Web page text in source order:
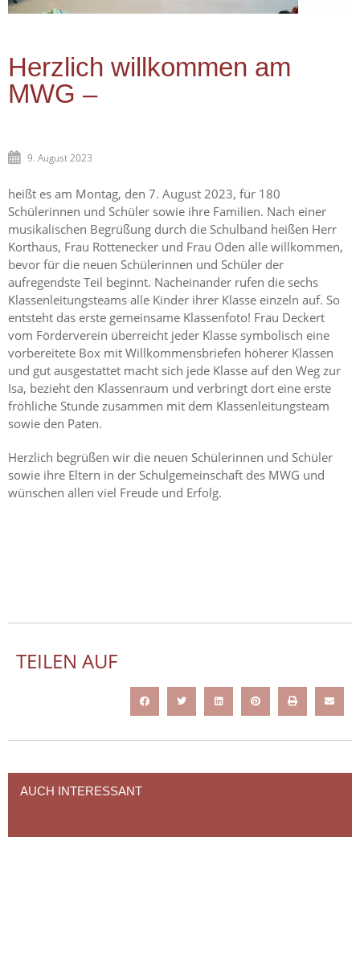
Herzlich willkommen am
MWG –
9. August 2023
heißt es am Montag, den 7. August 2023, für 180
Schülerinnen und Schüler sowie ihre Familien. Nach einer
musikalischen Begrüßung durch die Schulband heißen Herr
Korthaus, Frau Rottenecker und Frau Oden alle willkommen,
bevor für die neuen Schülerinnen und Schüler der
aufregendste Teil beginnt. Nacheinander rufen die sechs
Klassenleitungsteams alle Kinder ihrer Klasse einzeln auf. So
entsteht das erste gemeinsame Klassenfoto! Frau Deckert
vom Förderverein überreicht jeder Klasse symbolisch eine
vorbereitete Box mit Willkommensbriefen höherer Klassen
und gut ausgestattet macht sich jede Klasse auf den Weg zur
Isa, bezieht den Klassenraum und verbringt dort eine erste
fröhliche Stunde zusammen mit dem Klassenleitungsteam
sowie den Paten.
Herzlich begrüßen wir die neuen Schülerinnen und Schüler
sowie ihre Eltern in der Schulgemeinschaft des MWG und
wünschen allen viel Freude und Erfolg.
TEILEN AUF
AUCH INTERESSANT